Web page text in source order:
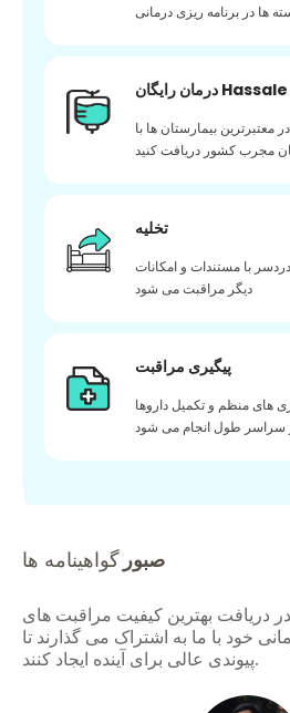
ها در برنامه ریزی درمانی
درمان رایگان Hassale
معتبرترین بیمارستان ها با
مجرب کشور دریافت کنید
تخلیه
دردسر با مستندات و امکانات
دیگر مراقبت می شود
پیگیری مراقبت
های منظم و تکمیل داروها
سراسر طول انجام می شود
صبور گواهینامه ها
در دریافت بهترین کیفیت مراقبت های
خود با ما به اشتراک می گذارند تا
پیوندی عالی برای آینده ایجاد کنند.